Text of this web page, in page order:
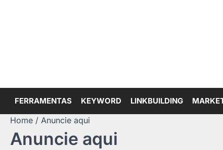
FERRAMENTAS KEYWORD LINKBUILDING
Home Anuncie aqui
Anuncie aqui